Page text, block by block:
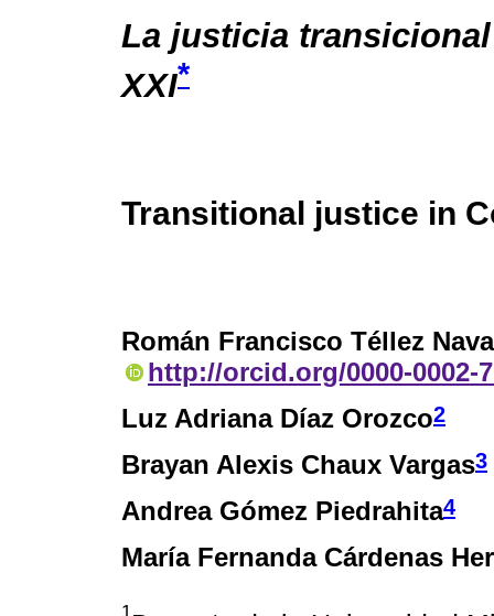
La justicia
XXI*
Transitional justice in
Román Francisco Téllez
http://orcid.org/0000-0002-
Luz Adriana Díaz Orozco2
Brayan Alexis Chaux Vargas3
Andrea Gómez Piedrahita4
María Fernanda Cárdenas